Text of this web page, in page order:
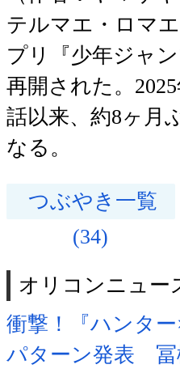
テルマエ・ロマ
プリ『少年ジャ
再開された。
話以来、約8ヶ月
なる。
つぶやき一覧
(34)
オリコンニュー
衝撃！『ハンタ
パターン発表 冨